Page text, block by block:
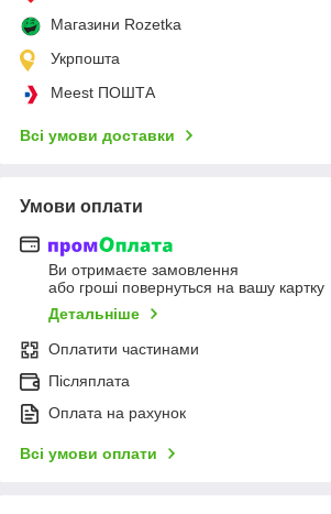
Магазини Rozetka
Укрпошта
Meest ПОШТА
Всі умови доставки
Умови оплати
Ви отримаєте замовлення
або гроші повернуться на вашу картку
Детальніше
Оплатити частинами
Післяплата
Оплата на рахунок
Всі умови оплати